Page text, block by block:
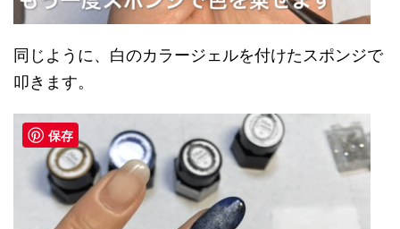
同じように、白のカラージェルを付けたスポンジで
叩きます。
保存